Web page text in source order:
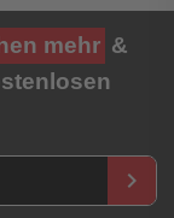
mehr &
keyboard_arrow_right